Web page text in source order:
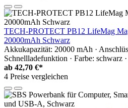
TECH-PROTECT PB12 LifeMag
20000mAh Schwarz
Akkukapazität: 20000 mAh ·
Schnellladefunktion · Farbe: schwarz
ab 42,70 €*
4 Preise vergleichen